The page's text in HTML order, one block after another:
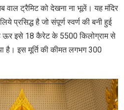
वाल ट्रैमिट को देखना ना भूलें। यह मंदिर
प्रसिद्ध है जो संपूर्ण स्वर्ण की बनी हुई
ऊर इसे 18 कैरेट के 5500 किलोग्राम से
है। इस मूर्ति की कीमत लगभग 300